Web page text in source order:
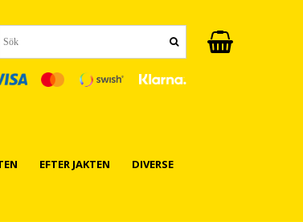
EFTER JAKTEN DIVERSE